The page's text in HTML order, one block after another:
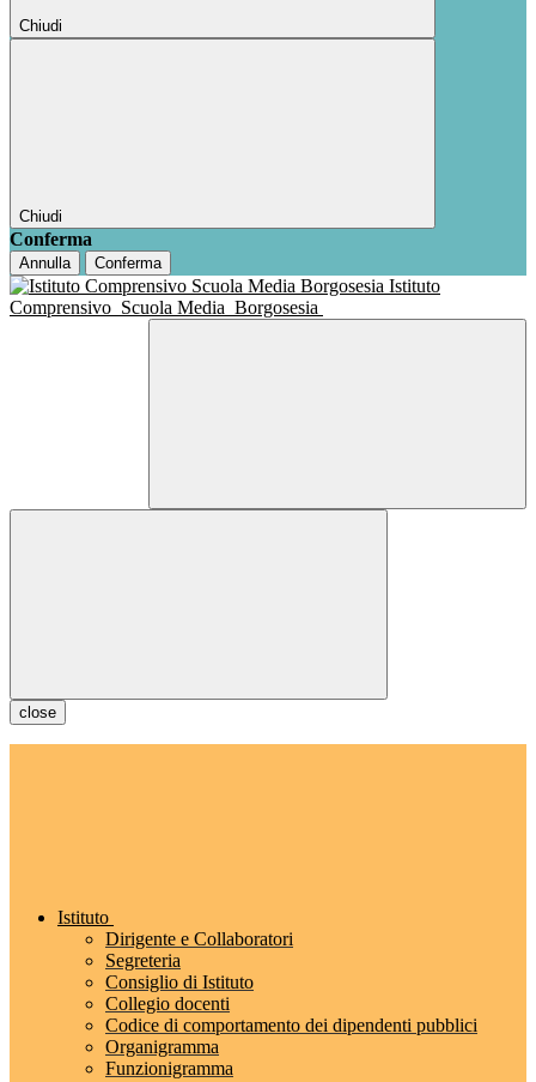
Chiudi
Chiudi
Conferma
Annulla Conferma
Istituto
Comprensivo Scuola Media Borgosesia
close
Istituto
Dirigente e Collaboratori
Segreteria
Consiglio di Istituto
Collegio docenti
Codice di comportamento dei dipendenti pubblici
Organigramma
Funzionigramma